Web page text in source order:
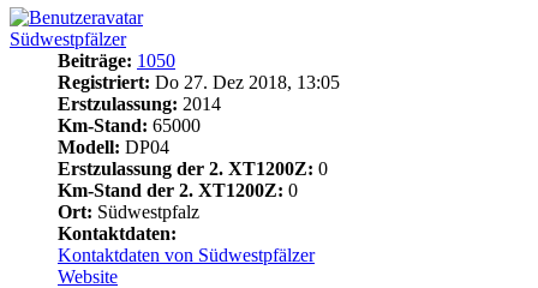
Südwestpfälzer
Beiträge: 1050
Registriert: Do 27. Dez 2018, 13:05
Erstzulassung: 2014
Km-Stand: 65000
Modell: DP04
Erstzulassung der 2. XT1200Z: 0
Km-Stand der 2. XT1200Z: 0
Ort: Südwestpfalz
Kontaktdaten:
Kontaktdaten von Südwestpfälzer
Website